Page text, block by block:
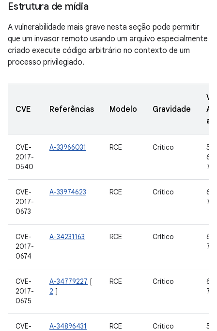
Estrutura de mídia
A vulnerabilidade mais grave nesta seção pode permitir
que um invasor remoto usando um arquivo especialmente
criado execute código arbitrário no contexto de um
processo privilegiado.
CVE Referências Modelo Gravidade
CVE-
2017-
0540
A-33966031 RCE Crítico
CVE-
2017-
0673
A-33974623 RCE Crítico
CVE-
2017-
0674
A-34231163 RCE Crítico
CVE-
2017-
0675
A-34779227 [
2 ]
RCE Crítico
CVE-
A-34896431 RCE Crítico